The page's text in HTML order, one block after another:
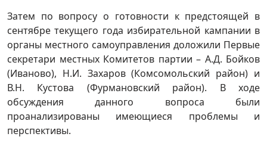
Затем по вопросу о готовности к предстоящей в
сентябре текущего года избирательной кампании в
органы местного самоуправления доложили Первые
секретари местных Комитетов партии – А.Д. Бойков
(Иваново), Н.И. Захаров (Комсомольский район) и
В.Н. Кустова (Фурмановский район). В ходе
обсуждения данного вопроса были
проанализированы имеющиеся проблемы и
перспективы.